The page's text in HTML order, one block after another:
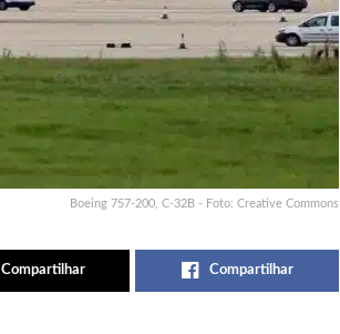
Boeing 757-200, C-32B - Foto: Creative Commons
Compartilhar Compartilhar